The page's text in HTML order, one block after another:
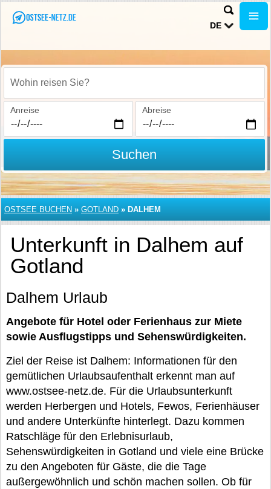
DE
Wohin reisen Sie?
Anreise Abreise
Suchen
OSTSEE BUCHEN » GOTLAND » DALHEM
Unterkunft in Dalhem auf
Gotland
Dalhem Urlaub
Angebote für Hotel oder Ferienhaus zur Miete
sowie Ausflugstipps und Sehenswürdigkeiten.
Ziel der Reise ist Dalhem: Informationen für den
gemütlichen Urlaubsaufenthalt erkennt man auf
www.ostsee-netz.de. Für die Urlaubsunterkunft
werden Herbergen und Hotels, Fewos, Ferienhäuser
und andere Unterkünfte hinterlegt. Dazu kommen
Ratschläge für den Erlebnisurlaub,
Sehenswürdigkeiten in Gotland und viele eine Brücke
zu den Angeboten für Gäste, die die Tage
außergewöhnlich und schön machen sollen. Ob für